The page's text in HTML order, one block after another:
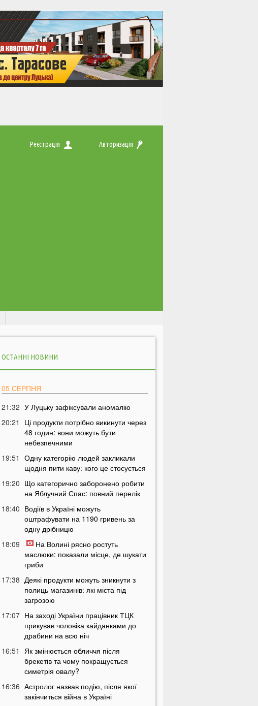
Реєстрація Авторизація
ОСТАННІ НОВИНИ
05 СЕРПНЯ
21:32 У Луцьку зафіксували аномалію
20:21
Ці продукти потрібно викинути через
48 годин: вони можуть бути
небезпечними
19:51
Одну категорію людей закликали
щодня пити каву: кого це стосується
19:20 Що категорично заборонено робити
на Яблучний Спас: повний перелік
18:40 Водіїв в Україні можуть
оштрафувати на 1190 гривень за
одну дрібницю
18:09
На Волині рясно ростуть
маслюки: показали місце, де шукати
гриби
17:38 Деякі продукти можуть зникнути з
полиць магазинів: які міста під
загрозою
17:07 На заході України працівник ТЦК
прикував чоловіка кайданками до
драбини на всю ніч
16:51
Як змінюється обличчя після
брекетів та чому покращується
симетрія овалу?
16:36 Астролог назвав подію, після якої
закінчиться війна в Україні